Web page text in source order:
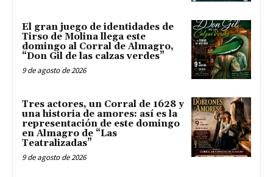
El gran juego de identidades de
Tirso de Molina llega este
domingo al Corral de Almagro,
“Don Gil de las calzas verdes”
9 de agosto de 2026
Tres actores, un Corral de 1628 y
una historia de amores: así es la
representación de este domingo
en Almagro de “Las
Teatralizadas”
9 de agosto de 2026